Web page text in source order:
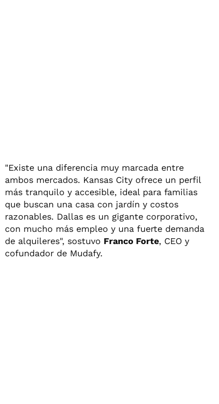
"Existe una diferencia muy marcada entre
ambos mercados. Kansas City ofrece un perfil
más tranquilo y accesible, ideal para familias
que buscan una casa con jardín y costos
razonables. Dallas es un gigante corporativo,
con mucho más empleo y una fuerte demanda
de alquileres", sostuvo Franco Forte, CEO y
cofundador de Mudafy.